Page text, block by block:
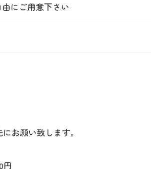
にご用意下さい
お願い致します。
円